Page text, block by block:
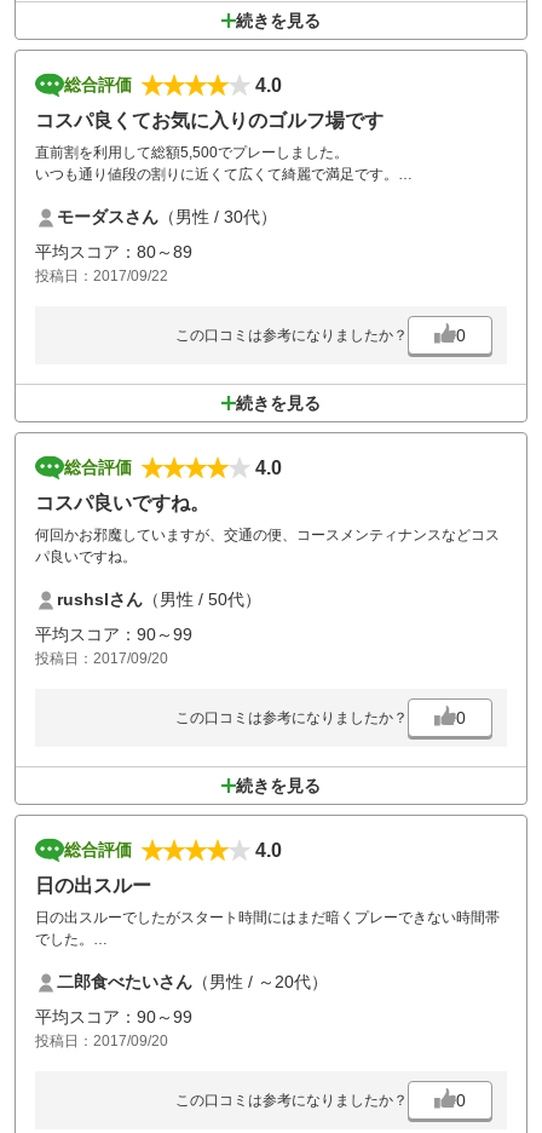
続きを見る
総合評価
4.0
コスパ良くてお気に入りのゴルフ場です
直前割を利用して総額5,500でプレーしました。
いつも通り値段の割りに近くて広くて綺麗で満足です。
しまいました。
次回からはショートパンツは控えようと思います
。
モーダスさん （男性 / 30代）
平均スコア：80～89
投稿日：2017/09/22
この口コミは参考になりましたか？ 0
続きを見る
総合評価
4.0
コスパ良いですね。
何回かお邪魔していますが、交通の便、コースメンティナンスなどコス
パ良いですね。
rushslさん （男性 / 50代）
平均スコア：90～99
投稿日：2017/09/20
この口コミは参考になりましたか？ 0
続きを見る
総合評価
4.0
日の出スルー
日の出スルーでしたがスタート時間にはまだ暗くプレーできない時間帯
でした。
二郎食べたいさん （男性 / ～20代）
平均スコア：90～99
投稿日：2017/09/20
この口コミは参考になりましたか？ 0